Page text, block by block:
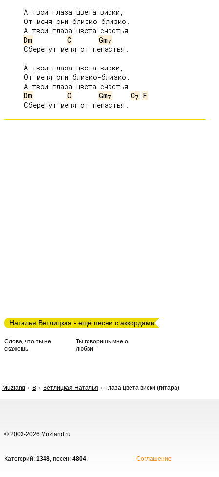
Dm
C Gm7
Dm
C Gm7 C7
F
Наталья Ветлицкая - ещё песни с аккордами
Слова, что ты не
скажешь
Ты говоришь мне о
любви
Muzland В Ветлицкая Наталья Глаза цвета виски (гитара)
© 2003-2026 Muzland.ru
Категорий: 1348, песен: 4804. Соглашение